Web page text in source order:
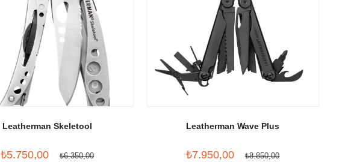
Leatherman Skeletool
₺5.750,00 ₺6.350,00
Leatherman Wave Plus
₺7.950,00 ₺8.850,00